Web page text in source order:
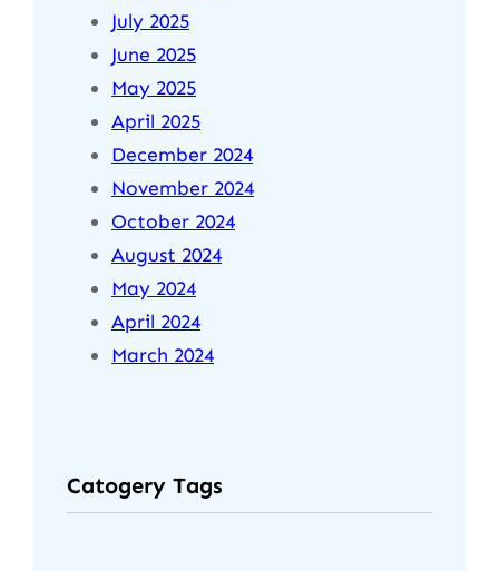
July 2025
June 2025
May 2025
April 2025
December 2024
November 2024
October 2024
August 2024
May 2024
April 2024
March 2024
Catogery Tags